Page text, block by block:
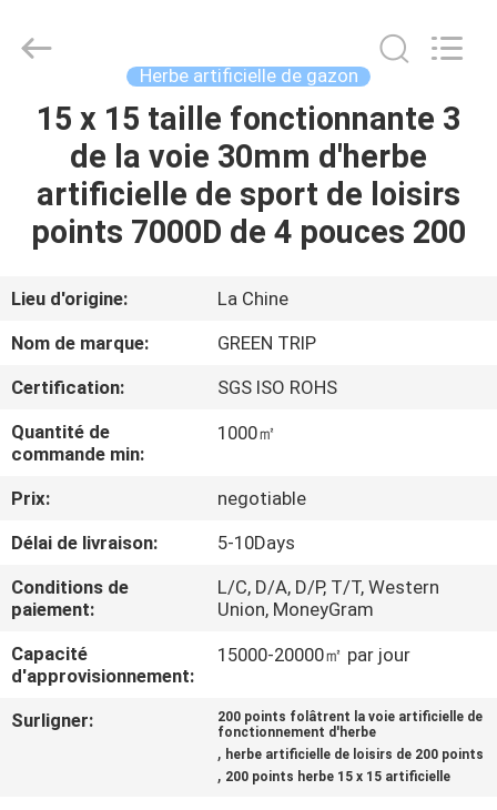
MAISON
DES
PRODUITS
AU
SUJET
DE
VISITE
CONTRÔLE
DE
QUALITÉ
CONTACTEZ-
Fournisseur.
Copyright
Reserved.
Herbe artificielle de gazon
15 x 15 taille fonctionnante 3
de la voie 30mm d'herbe
artificielle de sport de loisirs
points 7000D de 4 pouces 200
Lieu d'origine:
La Chine
Nom de marque:
GREEN TRIP
Certification:
SGS ISO ROHS
Quantité de
commande min:
1000㎡
Prix:
negotiable
Délai de livraison:
5-10Days
Conditions de
paiement:
L/C, D/A, D/P, T/T, Western
Union, MoneyGram
Capacité
d'approvisionnement:
15000-20000㎡ par jour
Surligner:
200 points folâtrent la voie artificielle de
fonctionnement d'herbe
, herbe artificielle de loisirs de 200 points
, 200 points herbe 15 x 15 artificielle